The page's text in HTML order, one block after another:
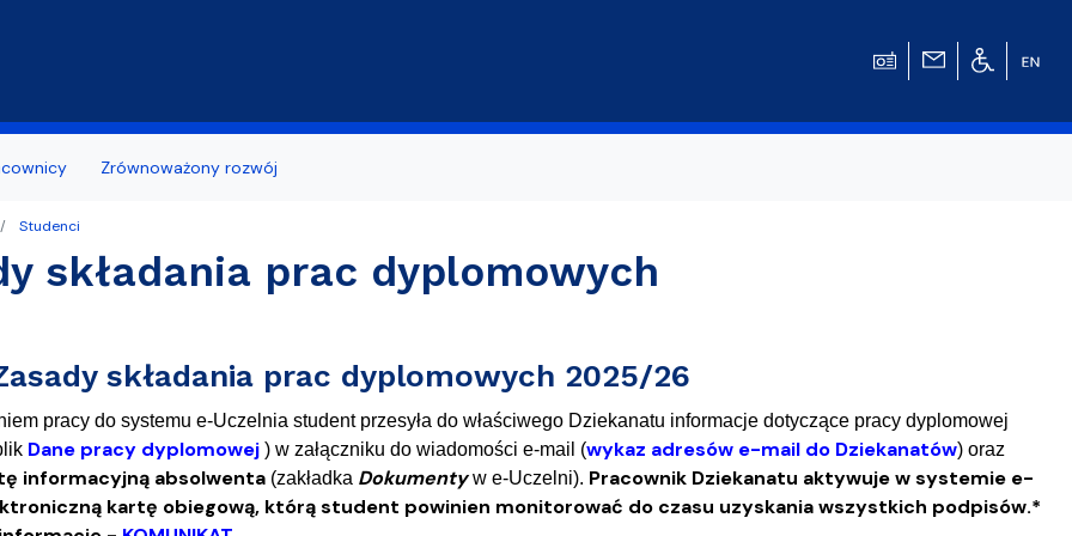
otoczeniem Polish for Foreigners
Wydziału Filologicznego
Studentów
I roku
prac dyplomowych
studenta
Terminy składania wniosków
Biuro Karier
по отделениям Филологического
naukowe
naukowe
Zrównoważony rozwój
Studenci
składania prac dyplomowych
składania prac dyplomowych 2025/26
pracy do systemu e-Uczelnia student przesyła do właściwego Dziekanatu informacje dotyczące pracy dyplomowej
Dane pracy dyplomowej ) w załączniku do wiadomości e-mail (wykaz adresów e-mail do Dziekanatów) oraz
informacyjną absolwenta (zakładka Dokumentyw e-Uczelni). Pracownik Dziekanatu aktywuje w systemie e-
kartę obiegową, którą student powinien monitorować do czasu uzyskania wszystkich podpisów.*